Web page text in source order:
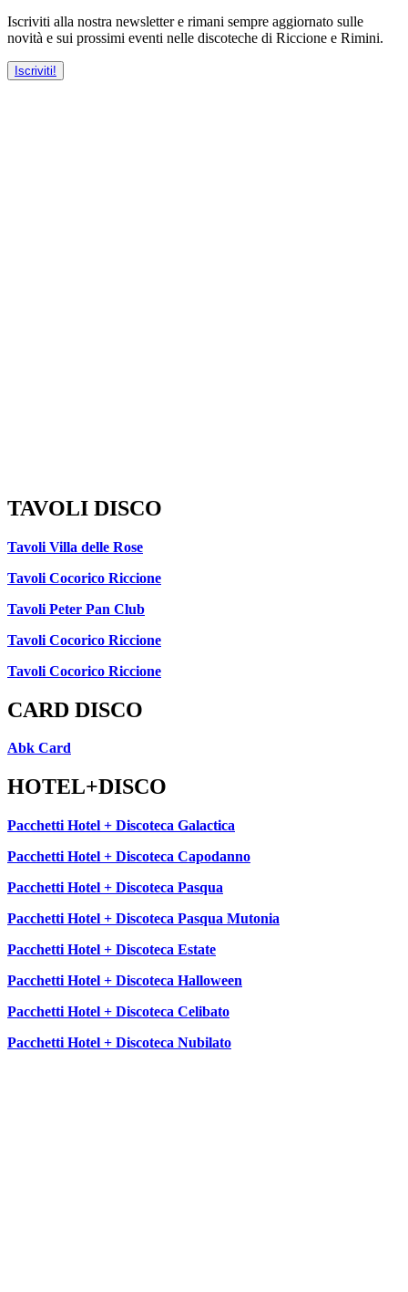
Iscriviti alla nostra newsletter e rimani sempre aggiornato sulle
novità e sui prossimi eventi nelle discoteche di Riccione e Rimini.
Iscriviti!
TAVOLI DISCO
Tavoli Villa delle Rose
Tavoli Cocorico Riccione
Tavoli Peter Pan Club
Tavoli Cocorico Riccione
Tavoli Cocorico Riccione
CARD DISCO
Abk Card
HOTEL+DISCO
Pacchetti Hotel + Discoteca Galactica
Pacchetti Hotel + Discoteca Capodanno
Pacchetti Hotel + Discoteca Pasqua
Pacchetti Hotel + Discoteca Pasqua Mutonia
Pacchetti Hotel + Discoteca Estate
Pacchetti Hotel + Discoteca Halloween
Pacchetti Hotel + Discoteca Celibato
Pacchetti Hotel + Discoteca Nubilato